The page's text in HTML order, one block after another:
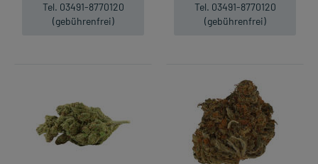
Tel. 03491-8770120
(gebührenfrei)
Tel. 03491-8770120
(gebührenfrei)